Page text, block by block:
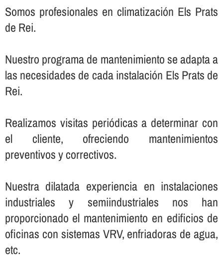
Somos profesionales en climatización Els Prats
de Rei.
Nuestro programa de mantenimiento se adapta a
las necesidades de cada instalación Els Prats de
Rei.
Realizamos visitas periódicas a determinar con
el cliente, ofreciendo mantenimientos
preventivos y correctivos.
Nuestra dilatada experiencia en instalaciones
industriales y semiindustriales nos han
proporcionado el mantenimiento en edificios de
oficinas con sistemas VRV, enfriadoras de agua,
etc.